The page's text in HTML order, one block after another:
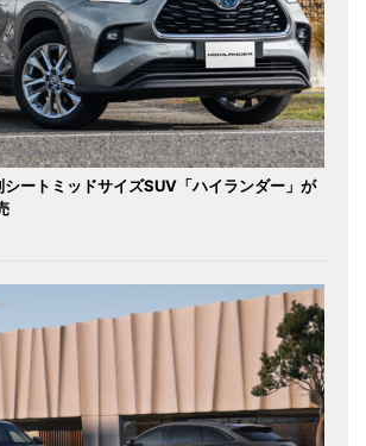
シートミッドサイズSUV「ハイランダー」が